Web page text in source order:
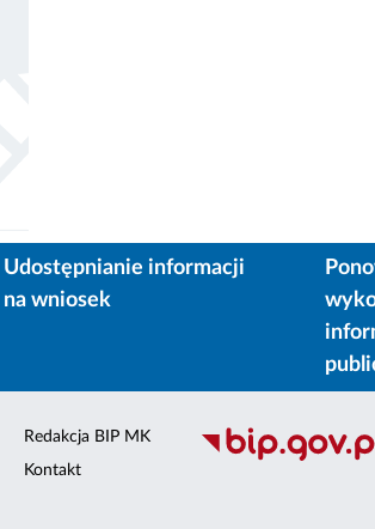
Udostępnianie informacji
na wniosek
Redakcja BIP MK
Kontakt